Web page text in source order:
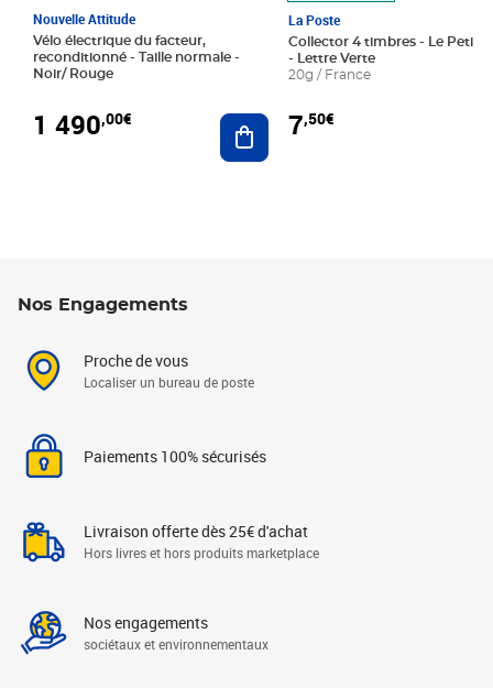
Nouvelle Attitude
Vélo électrique du facteur,
reconditionné - Taille normale -
Noir/ Rouge
1 490,00€ Ajouter au panier
La Poste
Collector 4 timbres - Le Petit
- Lettre Verte
20g / France
7,50€
Nos Engagements
Proche de vous
Localiser un bureau de poste
Paiements 100% sécurisés
Livraison offerte dès 25€ d'achat
Hors livres et hors produits marketplace
Nos engagements
sociétaux et environnementaux